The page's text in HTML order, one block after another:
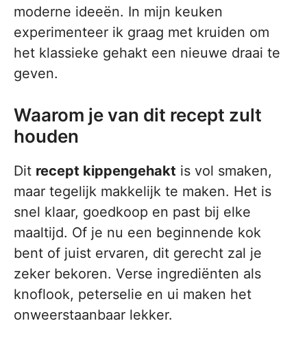
moderne ideeën. In mijn keuken
experimenteer ik graag met kruiden om
het klassieke gehakt een nieuwe draai te
geven.
Waarom je van dit recept zult
houden
Dit recept kippengehakt is vol smaken,
maar tegelijk makkelijk te maken. Het is
snel klaar, goedkoop en past bij elke
maaltijd. Of je nu een beginnende kok
bent of juist ervaren, dit gerecht zal je
zeker bekoren. Verse ingrediënten als
knoflook, peterselie en ui maken het
onweerstaanbaar lekker.